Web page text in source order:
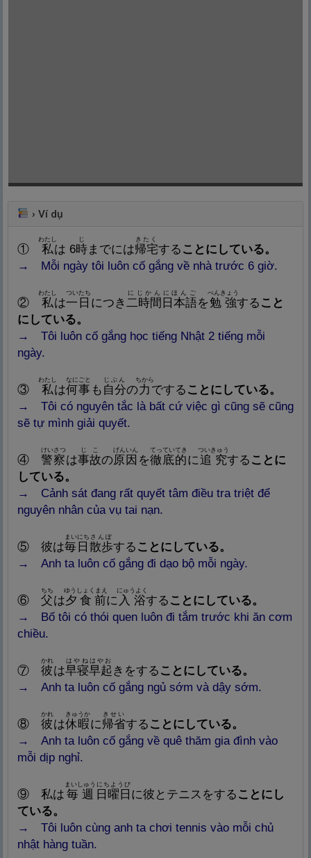
›Ví dụ
① 私
わたし
は 6時
じ
までには帰宅
tôi
きたく
する ことにしている。
→ Mỗi ngày tôi luôn cố gắng về nhà trước 6 giờ.
② 私
わたし
は一 日
ついたち
につき 二時間
Nghĩa: Khoảng, ở giữa, bên
日 本
Nghĩa: Gốc, rễ, cội nguồn của
語
にじかんにほんご
を勉
Nghĩa: Cố sức, cố gắng, siêng
強
べんきょう
する こと
にしている。
→ Tôi luôn cố gắng học tiếng Nhật 2 tiếng mỗi
ngày.
③ 私
わたし
は何事
Nghĩa: Việc, công việc, chức vụ
なにごと
も 自分
じぶん
の力
ちから
でする ことにしている。
→ Tôi có nguyên tắc là bất cứ việc gì cũng sẽ cũng
sẽ tự mình giải quyết.
④ 警察
けいさつ
は事故
trở ngại
じこ
の原
Nghĩa: Cánh đồng, đồng bằng,
nguyên thủy
因
Nghĩa: Nguyên nhân, nguyên
do
げんいん
を徹 底的
てっていてき
に追 究
ついきゅう
する ことに
している。
→ Cảnh sát đang rất quyết tâm điều tra triệt để
nguyên nhân của vụ tai nạn.
⑤ 彼は毎 日
まいにち
散歩
さんぽ
する ことにしている。
→ Anh ta luôn cố gắng đi dạo bộ mỗi ngày.
⑥ 父
ちち
は夕 食 前
ゆうしょくまえ
に 入 浴
にゅうよく
する ことにしている。
→ Bố tôi có thói quen luôn đi tắm trước khi ăn cơm
chiều.
⑦ 彼
phương
かれ
は早寝早起
はやねはやお
きをする ことにしている。
→ Anh ta luôn cố gắng ngủ sớm và dậy sớm.
⑧ 彼
Nghĩa: Bên kia, kẻ khác, đối
かれ
は休暇
きゅうか
に帰省
きせい
する ことにしている。
→ Anh ta luôn cố gắng về quê thăm gia đình vào
mỗi dịp nghỉ.
⑨ 私は 毎 週
まいしゅう
日 曜 日
にちようび
に彼 とテニスをする ことにし
ている。
→ Tôi luôn cùng anh ta chơi tennis vào mỗi chủ
nhật hàng tuần.